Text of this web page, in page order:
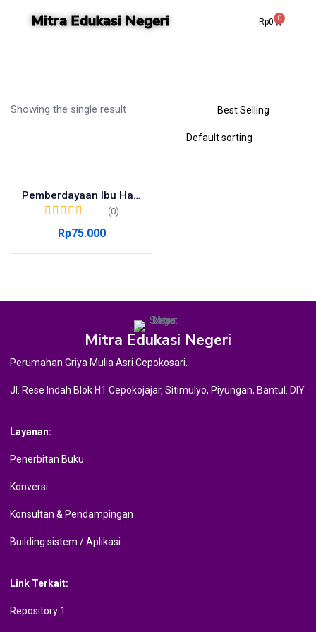
Rp0 0
Mitra Edukasi Negeri
Showing the single result
Pemberdayaan Ibu Hamil: Kurangi Risiko, Tingkatkan Hidup
(0)
Rp75.000
Mitra Edukasi Negeri
Perumahan Griya Mulia Asri Cepokosari.
Jl. Rese Indah Blok H1 Cepokojajar, Sitimulyo, Piyungan, Bantul. DIY
Layanan:
Penerbitan Buku
Konversi
Konsultan & Pendampingan
Building sistem / Aplikasi
Link Terkait:
Repository 1